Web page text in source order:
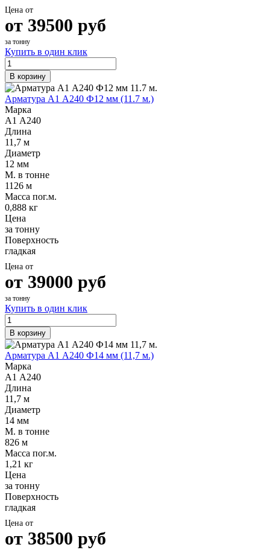
Цена от
от 39500 руб
за тонну
Купить в один клик
В корзину
Арматура А1 А240 Ф12 мм (11.7 м.)
Марка
А1 А240
Длина
11,7 м
Диаметр
12 мм
М. в тонне
1126 м
Масса пог.м.
0,888 кг
Цена
за тонну
Поверхность
гладкая
Цена от
от 39000 руб
за тонну
Купить в один клик
В корзину
Арматура А1 А240 Ф14 мм (11,7 м.)
Марка
А1 А240
Длина
11,7 м
Диаметр
14 мм
М. в тонне
826 м
Масса пог.м.
1,21 кг
Цена
за тонну
Поверхность
гладкая
Цена от
от 38500 руб